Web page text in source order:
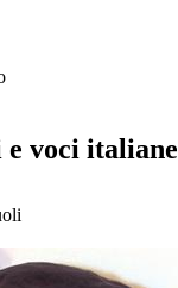
voci italiane